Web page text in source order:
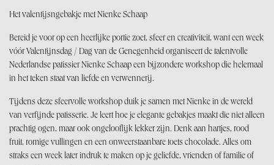
Het valentijsngebakje met Nienke Schaap
Bereid je voor op een heerlijke portie zoet, sfeer en creativiteit, want een week
vóór Valentijnsdag / Dag van de Genegenheid organiseert de talentvolle
Nederlandse patissier Nienke Schaap een bijzondere workshop die helemaal
in het teken staat van liefde en verwennerij.
Tijdens deze sfeervolle workshop duik je samen met Nienke in de wereld
van verfijnde patisserie. Je leert hoe je elegante gebakjes maakt die niet alleen
prachtig ogen, maar ook ongelooflijk lekker zijn. Denk aan hartjes, rood
fruit, romige vullingen en een onweerstaanbare toets chocolade. Alles om
straks een week later indruk te maken op je geliefde, vrienden of familie of